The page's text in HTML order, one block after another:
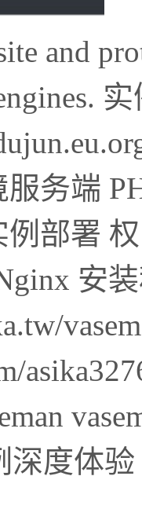
and
务端
例部署
安
深度体